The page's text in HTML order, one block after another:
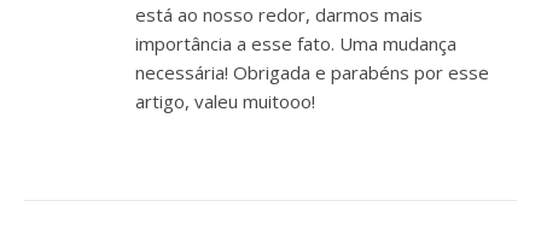
está ao nosso redor, darmos mais
importância a esse fato. Uma mudança
necessária! Obrigada e parabéns por esse
artigo, valeu muitooo!